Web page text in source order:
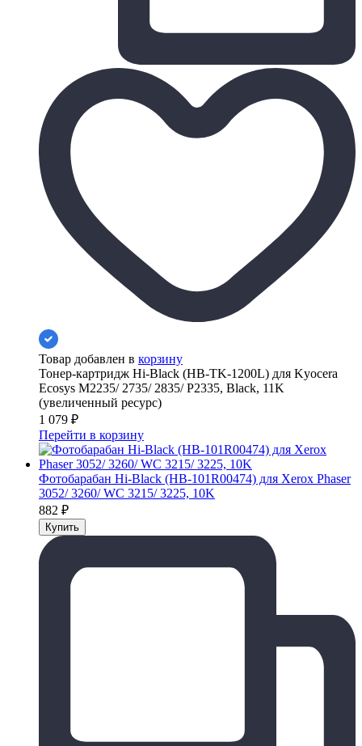
Товар добавлен в корзину
Тонер-картридж Hi-Black (HB-TK-1200L) для Kyocera
Ecosys M2235/ 2735/ 2835/ P2335, Black, 11K
(увеличенный ресурс)
1 079 ₽
Перейти в корзину
Фотобарабан Hi-Black (HB-101R00474) для Xerox Phaser
3052/ 3260/ WC 3215/ 3225, 10K
882 ₽